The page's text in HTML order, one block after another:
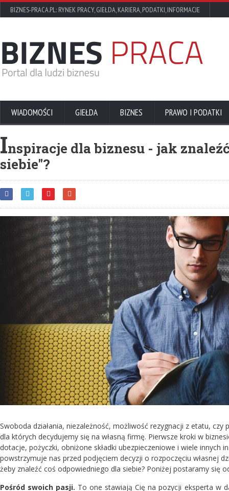
BIZNES-PRACA.PL: RYNEK PRACY, GIEŁDA, KARIERA, PODATKI, INFORMACJE
WIADOMOŚCI GIEŁDA BIZNES PRAWO I PODATKI
Inspiracje dla biznesu - jak
siebie"?
Swoboda działania, niezależność, możliwość rezygnacji z etatu,
dla których decydujemy się na własną firmę. Pierwsze kroki w
dotacje, pożyczki, obniżone składki ubezpieczeniowe i wiele innych
powstrzymuje nas przed podjęciem decyzji o rozpoczęciu własnej
żeby znaleźć coś odpowiedniego dla siebie? Poniżej postaramy się
Pośród swoich pasji. To one stawiają Cię na pozycji eksperta w